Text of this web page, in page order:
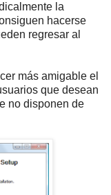
la
hacerse
regresar al
más amigable el
que desean
no disponen de